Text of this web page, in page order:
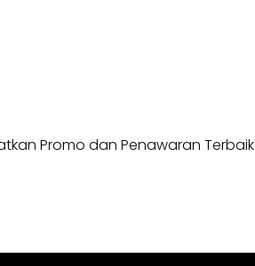
Promo dan Penawaran Terbaik